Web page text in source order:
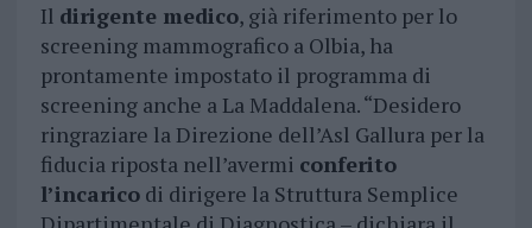
Il dirigente medico, già riferimento per lo
screening mammografico a Olbia, ha
prontamente impostato il programma di
screening anche a La Maddalena. “Desidero
ringraziare la Direzione dell’Asl Gallura per la
fiducia riposta nell’avermi conferito
l’incaricodi dirigere la Struttura Semplice